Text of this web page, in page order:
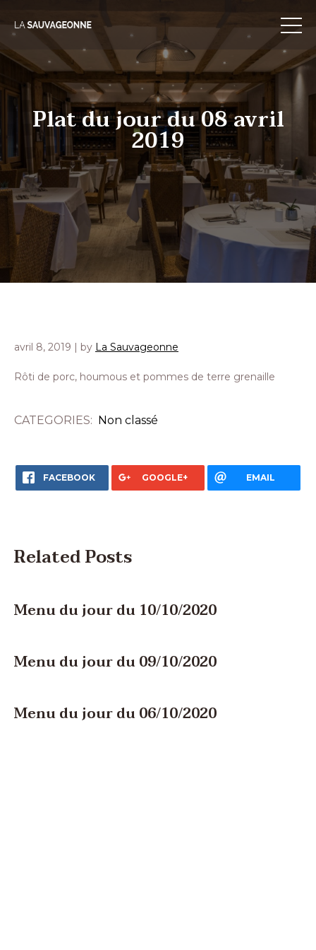
to
content
Plat du jour du 08 avril
2019
avril 8, 2019 | by La Sauvageonne
Rôti de porc, houmous et pommes de terre grenaille
CATEGORIES: Non classé
FACEBOOK GOOGLE+ EMAIL
Related Posts
Menu du jour du 10/10/2020
Menu du jour du 09/10/2020
Menu du jour du 06/10/2020